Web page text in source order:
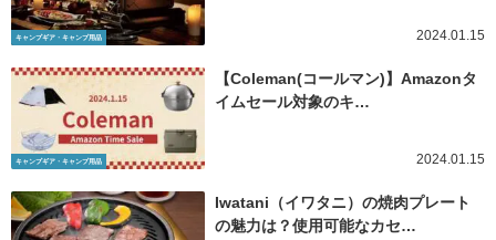
キャンプギア・キャンプ用品 2024.01.15
キャンプギア・キャンプ用品
【Coleman(コールマン)】Amazonタ
イムセール対象のキ…
2024.01.15
Iwatani（イワタニ）の焼肉プレート
の魅力は？使用可能なカセ…